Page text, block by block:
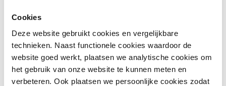
Cookies
Deze website gebruikt cookies en vergelijkbare
technieken. Naast functionele cookies waardoor de
website goed werkt, plaatsen we analytische cookies om
het gebruik van onze website te kunnen meten en
verbeteren. Ook plaatsen we persoonlijke cookies zodat
Hoe je mee kunt helpen
Laat je inspireren